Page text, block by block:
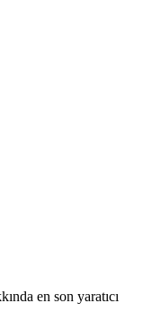
en son yaratıcı